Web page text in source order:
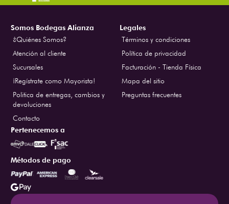
Somos Bodegas Alianza
¿Quiénes Somos?
Atención al cliente
Sucursales
¡Regístrate como Mayorista!
Politica de entregas, cambios y
devoluciones
Contacto
Legales
Términos y condiciones
Política de privacidad
Facturación - Tienda Física
Mapa del sitio
Preguntas frecuentes
Pertenecemos a
Métodos de pago